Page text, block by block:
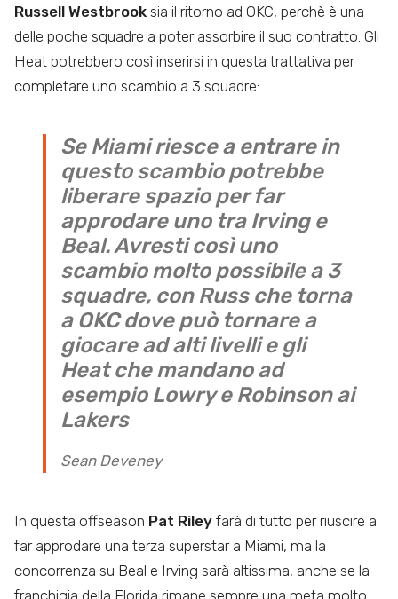
Russell Westbrook sia il ritorno ad OKC, perchè è una
delle poche squadre a poter assorbire il suo contratto. Gli
Heat potrebbero così inserirsi in questa trattativa per
completare uno scambio a 3 squadre:
Se Miami riesce a entrare in
questo scambio potrebbe
liberare spazio per far
approdare uno tra Irving e
Beal. Avresti così uno
scambio molto possibile a 3
squadre, con Russ che torna
a OKC dove può tornare a
giocare ad alti livelli e gli
Heat che mandano ad
esempio Lowry e Robinson ai
Lakers
Sean Deveney
In questa offseason Pat Riley farà di tutto per riuscire a
far approdare una terza superstar a Miami, ma la
concorrenza su Beal e Irving sarà altissima, anche se la